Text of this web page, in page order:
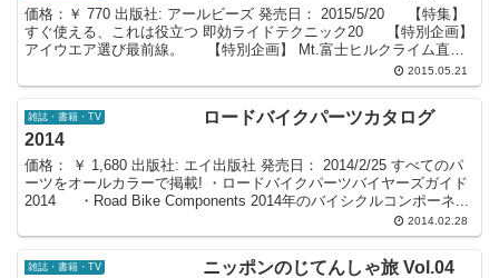
価格：￥ 770 出版社: アールビーズ 発売日： 2015/5/20 【特集】
すぐ使える、これは役立つ 即効ライドテクニック20 【特別企画】
アイウエア選び最前線。 【特別企画】 Mt.富士ヒルクライム直前
2015.05.21
雑誌・書籍・TV
ロードバイクパーツカタログ
2014
価格： ￥ 1,680 出版社: エイ出版社 発売日： 2014/2/25 すべてのパ
ーツをオールカラーで掲載! ・ロードバイクパーツバイヤーズガイド
2014 ・Road Bike Components 2014年のバイシクルコンポーネ...
2014.02.28
雑誌・書籍・TV
ニッポンのじてんしゃ旅 Vol.04